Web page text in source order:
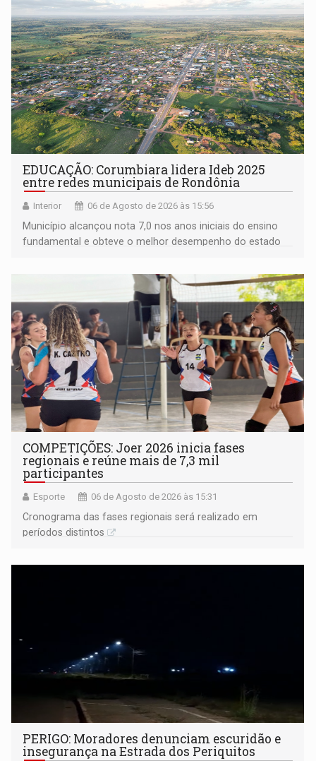
EDUCAÇÃO: Corumbiara lidera Ideb 2025
entre redes municipais de Rondônia
Interior 06 de Agosto de 2026 às 15:56
Município alcançou nota 7,0 nos anos iniciais do ensino
fundamental e obteve o melhor desempenho do estado
COMPETIÇÕES: Joer 2026 inicia fases
regionais e reúne mais de 7,3 mil
participantes
Esporte 06 de Agosto de 2026 às 15:31
Cronograma das fases regionais será realizado em
períodos distintos
PERIGO: Moradores denunciam escuridão e
insegurança na Estrada dos Periquitos